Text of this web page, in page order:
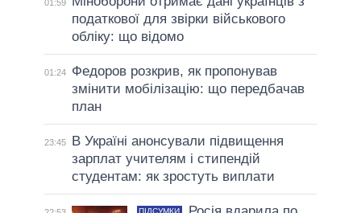
01:59
податкової для звірки військового
обліку: що відомо
01:24
Федоров розкрив, як пропонував
змінити мобілізацію: що передбачав
план
23:45
В Україні анонсували підвищення
зарплат учителям і стипендій
студентам: як зростуть виплати
ПІДСУМКИ